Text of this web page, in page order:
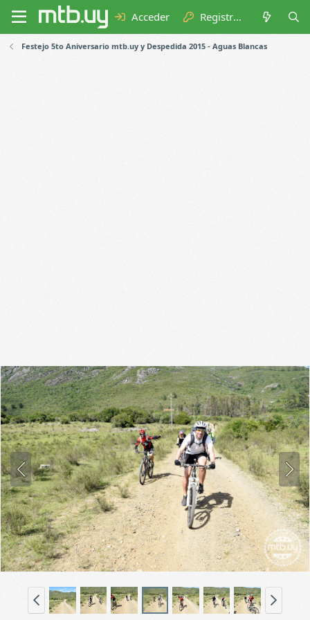
Acceder Registrarse
Festejo 5to Aniversario mtb.uy y Despedida 2015 - Aguas Blancas